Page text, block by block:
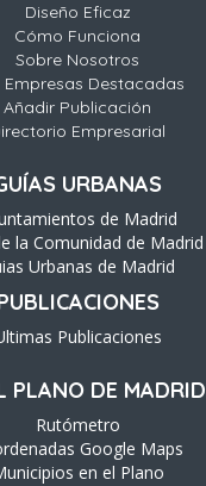
Diseño Eficaz
Cómo Funciona
Sobre Nosotros
Empresas Destacadas
Añadir Publicación
Empresarial
URBANAS
de Madrid
la Comunidad de Madrid
Urbanas de Madrid
Publicaciones
PLANO DE MADRID
Rutómetro
Google Maps
en el Plano